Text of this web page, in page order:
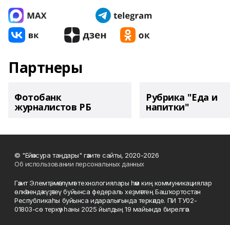
Партнеры
Фотобанк
журналистов РБ
Рубрика "Еда и
напитки"
© "Ейәнсура таңдары" гәзите сайты, 2020-2026
Об использовании персональных данных
Гәзит Элемтә, мәғлүмәт технологиялары һәм киң коммуникациялар
өлкәһендә күҙәтеү буйынса федераль хеҙмәттең Башҡортостан
Республикаһы буйынса идаралығында теркәлде. ПИ ТУ02-
01803-сө теркәү һаны 2025 йылдың 19 майында бирелгән.